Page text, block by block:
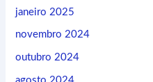
janeiro 2025
novembro 2024
outubro 2024